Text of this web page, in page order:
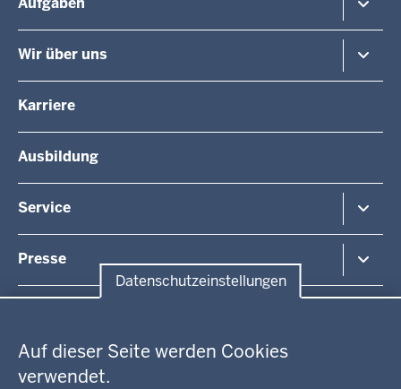
Datenschutzeinstellungen
Auf dieser Seite werden Cookies
verwendet.
in
der
Fußzeile
Gesundheit und Soziales
Umwelt und Naturschutz
Arbeitsschutz
Fördermittel
Wir über uns
Organisationsstruktur
Unsere Aufgaben
Integration
Karriere
Ausbildung
Service
Presse
Pressemitteilung suchen
WEITERE LINKS